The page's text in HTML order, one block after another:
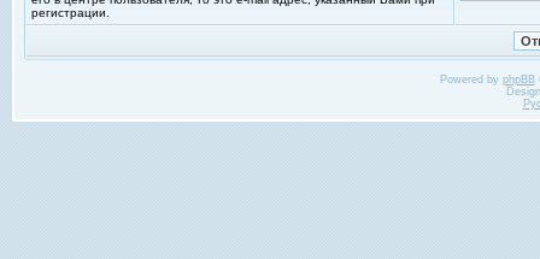
регистрации.
Powered by phpBB